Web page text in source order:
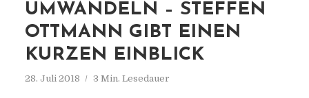
UMWANDELN – STEFFEN
OTTMANN GIBT EINEN
KURZEN EINBLICK
28. Juli 2018 3 Min. Lesedauer